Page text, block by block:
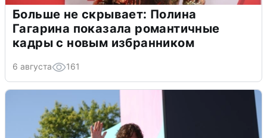
Больше не скрывает: Полина
Гагарина показала романтичные
кадры с новым избранником
6 августа 161